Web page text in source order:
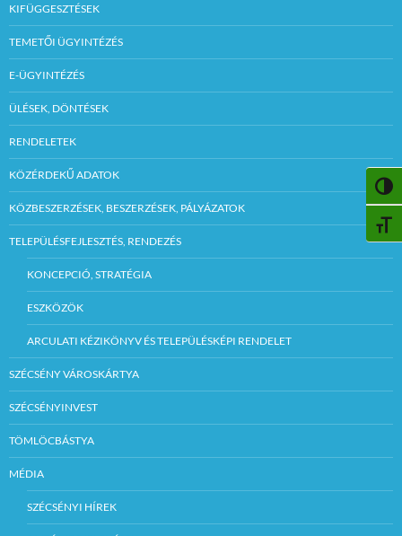
KIFÜGGESZTÉSEK
TEMETŐI ÜGYINTÉZÉS
E-ÜGYINTÉZÉS
ÜLÉSEK, DÖNTÉSEK
RENDELETEK
KÖZÉRDEKŰ ADATOK
KÖZBESZERZÉSEK, BESZERZÉSEK, PÁLYÁZATOK
TELEPÜLÉSFEJLESZTÉS, RENDEZÉS
KONCEPCIÓ, STRATÉGIA
ESZKÖZÖK
ARCULATI KÉZIKÖNYV ÉS TELEPÜLÉSKÉPI RENDELET
SZÉCSÉNY VÁROSKÁRTYA
SZÉCSÉNYINVEST
TÖMLÖCBÁSTYA
MÉDIA
SZÉCSÉNYI HÍREK